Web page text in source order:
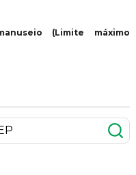
(Limite máximo